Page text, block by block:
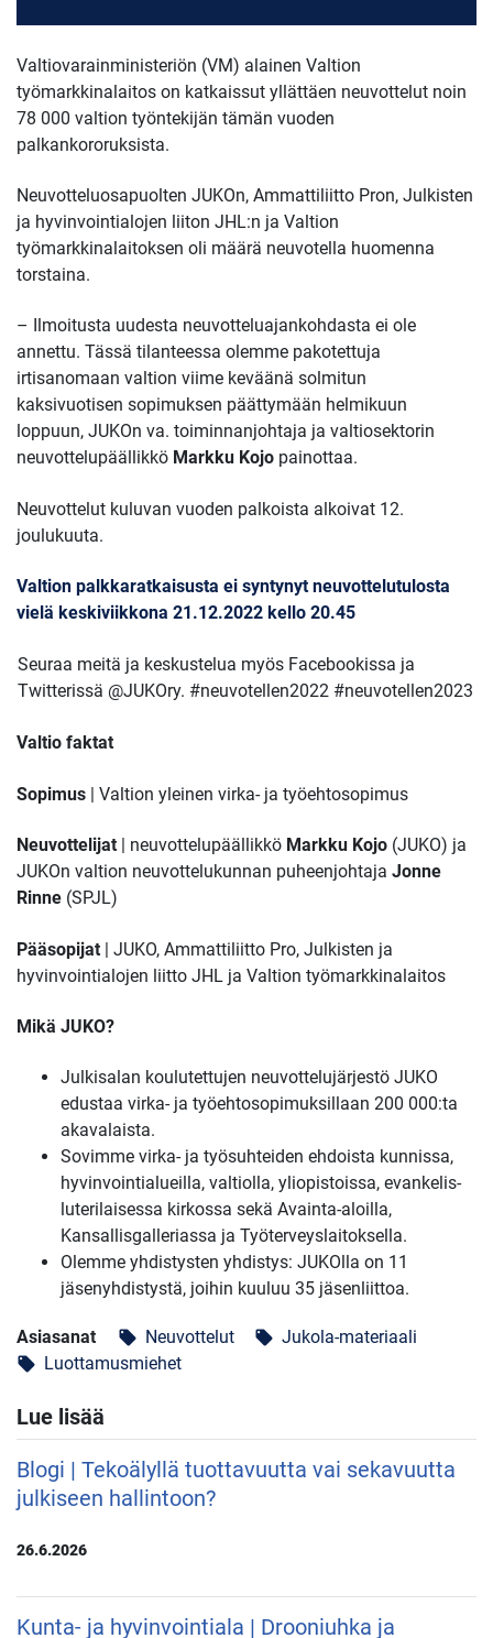
Valtiovarainministeriön (VM) alainen Valtion
työmarkkinalaitos on katkaissut yllättäen neuvottelut noin
78 000 valtion työntekijän tämän vuoden
palkankororuksista.
Neuvotteluosapuolten JUKOn, Ammattiliitto Pron, Julkisten
ja hyvinvointialojen liiton JHL:n ja Valtion
työmarkkinalaitoksen oli määrä neuvotella huomenna
torstaina.
– Ilmoitusta uudesta neuvotteluajankohdasta ei ole
annettu. Tässä tilanteessa olemme pakotettuja
irtisanomaan valtion viime keväänä solmitun
kaksivuotisen sopimuksen päättymään helmikuun
loppuun, JUKOn va. toiminnanjohtaja ja valtiosektorin
neuvottelupäällikkö Markku Kojo painottaa.
Neuvottelut kuluvan vuoden palkoista alkoivat 12.
joulukuuta.
Valtion palkkaratkaisusta ei syntynyt neuvottelutulosta
vielä keskiviikkona 21.12.2022 kello 20.45
Seuraa meitä ja keskustelua myös Facebookissa ja
Twitterissä @JUKOry. #neuvotellen2022 #neuvotellen2023
Valtio faktat
Sopimus | Valtion yleinen virka- ja työehtosopimus
Neuvottelijat | neuvottelupäällikkö Markku Kojo (JUKO) ja
JUKOn valtion neuvottelukunnan puheenjohtaja Jonne
Rinne (SPJL)
Pääsopijat | JUKO, Ammattiliitto Pro, Julkisten ja
hyvinvointialojen liitto JHL ja Valtion työmarkkinalaitos
Mikä JUKO?
Julkisalan koulutettujen neuvottelujärjestö JUKO
edustaa virka- ja työehtosopimuksillaan 200 000:ta
akavalaista.
Sovimme virka- ja työsuhteiden ehdoista kunnissa,
hyvinvointialueilla, valtiolla, yliopistoissa, evankelis-
luterilaisessa kirkossa sekä Avainta-aloilla,
Kansallisgalleriassa ja Työterveyslaitoksella.
Olemme yhdistysten yhdistys: JUKOlla on 11
jäsenyhdistystä, joihin kuuluu 35 jäsenliittoa.
Asiasanat local_offer Neuvottelut local_offer Jukola-materiaali
local_offer Luottamusmiehet
Lue lisää
Blogi | Tekoälyllä tuottavuutta vai sekavuutta
julkiseen hallintoon?
26.6.2026
Kunta- ja hyvinvointiala | Drooniuhka ja